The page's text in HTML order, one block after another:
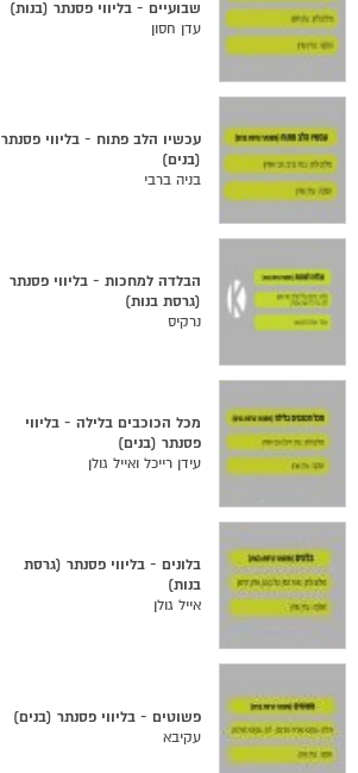
שבועיים - בליווי פסנתר (בנות)
עדן חסון
עכשיו הלב פתוח - בליווי פסנתר
(בנים)
בניה ברבי
הבלדה למחכות - בליווי פסנתר
(גרסת בנות)
נרקיס
מכל הכוכבים בלילה - בליווי
פסנתר (בנים)
עידן רייכל ואייל גולן
בלונים - בליווי פסנתר (גרסת
בנות)
אייל גולן
פשוטים - בליווי פסנתר (בנים)
עקיבא